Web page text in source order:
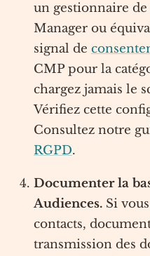
un gestionnaire de
Manager ou
signal de
CMP pour la
chargez jamais le
Vérifiez cette
Consultez notre
RGPD.
Documenter la
Audiences. Si
contacts,
transmission des